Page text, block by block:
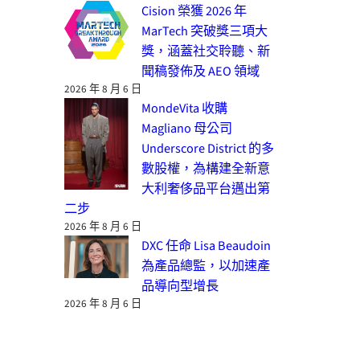
Cision 榮獲 2026 年
MarTech 突破獎三項大
獎，涵蓋社交聆聽、新
聞稿發佈及 AEO 領域
2026 年 8 月 6 日
MondeVita 收購
Magliano 母公司
Underscore District 的多
數股權，為構建全新意
大利奢侈品平台邁出第
二步
2026 年 8 月 6 日
DXC 任命 Lisa Beaudoin
為產品總監，以加速產
品導向型增長
2026 年 8 月 6 日